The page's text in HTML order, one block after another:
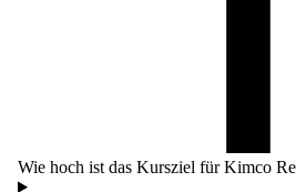
Wie hoch ist das Kursziel für Kimco